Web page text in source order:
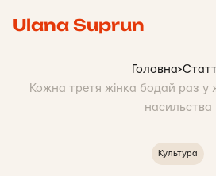
Ulana Suprun
Головна>
Кожна третя жінка бодай раз у
насильства
Культура